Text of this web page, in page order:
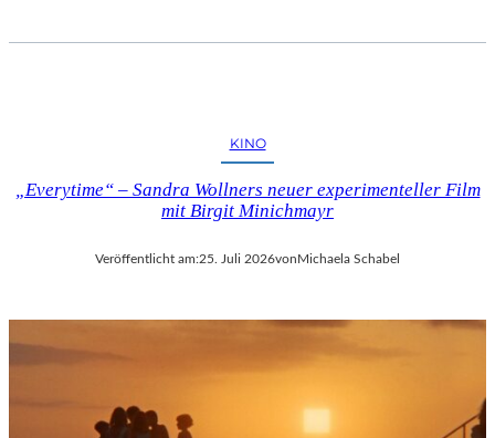
KINO
„Everytime“ – Sandra Wollners neuer experimenteller Film
mit Birgit Minichmayr
Veröffentlicht am:25. Juli 2026von Michaela Schabel